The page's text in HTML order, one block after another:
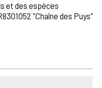
et des espèces
"Chaîne des Puys"